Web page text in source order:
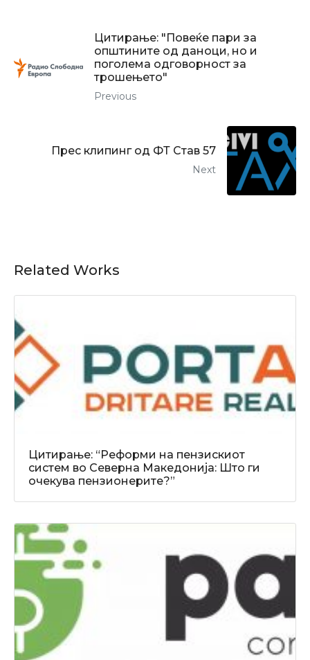
Цитирање: "Повеќе пари за
општините од даноци, но и
поголема одговорност за
трошењето"
Previous
Прес клипинг од ФТ Став 57
Next
Related Works
Цитирање: “Реформи на пензискиот
систем во Северна Македонија: Што ги
очекува пензионерите?”